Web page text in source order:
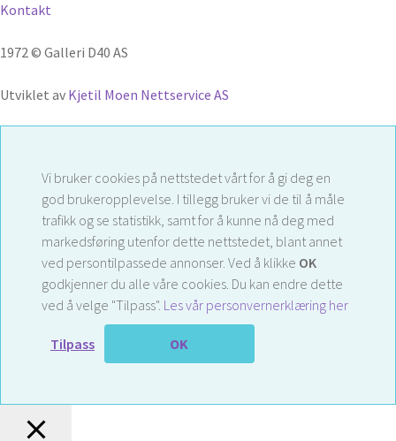
Kontakt
1972 © Galleri D40 AS
Utviklet av Kjetil Moen Nettservice AS
Vi bruker cookies på nettstedet vårt for å gi deg en
god brukeropplevelse. I tillegg bruker vi de til å måle
trafikk og se statistikk, samt for å kunne nå deg med
markedsføring utenfor dette nettstedet, blant annet
ved persontilpassede annonser. Ved å klikke OK
godkjenner du alle våre cookies. Du kan endre dette
ved å velge "Tilpass". Les vår personvernerklæring her
Tilpass OK